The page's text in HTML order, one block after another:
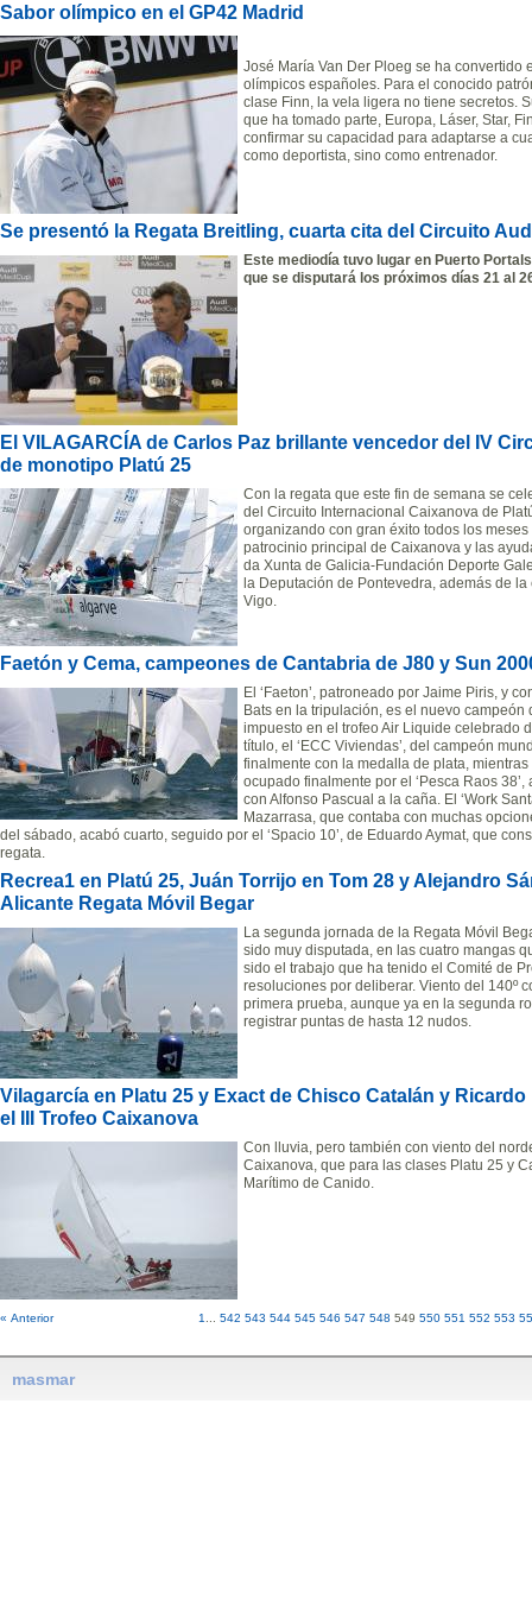
Sabor olímpico en el GP42 Madrid
José María Van Der Ploeg se ha
olímpicos españoles. Para el conocido
clase Finn, la vela ligera no tiene secretos.
que ha tomado parte, Europa, Láser, Star,
confirmar su capacidad para adaptarse a
como deportista, sino como entrenador.
Se presentó la Regata Breitling, cuarta cita del Circuito
Este mediodía tuvo lugar en Puerto
que se disputará los próximos días 21 al
El VILAGARCÍA de Carlos Paz brillante vencedor del IV
de monotipo Platú 25
Con la regata que este fin de semana se
del Circuito Internacional Caixanova de
organizando con gran éxito todos los
patrocinio principal de Caixanova y las
da Xunta de Galicia-Fundación Deporte
la Deputación de Pontevedra, además de
Vigo.
Faetón y Cema, campeones de Cantabria de J80 y Sun
El ‘Faeton’, patroneado por Jaime Piris, y
Bats en la tripulación, es el nuevo
impuesto en el trofeo Air Liquide celebrado
título, el ‘ECC Viviendas’, del campeón
finalmente con la medalla de plata,
ocupado finalmente por el ‘Pesca Raos
con Alfonso Pascual a la caña. El ‘Work
Mazarrasa, que contaba con muchas
del sábado, acabó cuarto, seguido por el ‘Spacio 10’, de Eduardo Aymat, que
regata.
Recrea1 en Platú 25, Juán Torrijo en Tom 28 y Alejandro
Alicante Regata Móvil Begar
La segunda jornada de la Regata Móvil
sido muy disputada, en las cuatro mangas
sido el trabajo que ha tenido el Comité de
resoluciones por deliberar. Viento del 140º
primera prueba, aunque ya en la segunda
registrar puntas de hasta 12 nudos.
Vilagarcía en Platu 25 y Exact de Chisco Catalán y
el III Trofeo Caixanova
Con lluvia, pero también con viento del
Caixanova, que para las clases Platu 25 y
Marítimo de Canido.
« Anterior 1... 542 543 544 545 546 547 548 549 550 551 552 553
masmar